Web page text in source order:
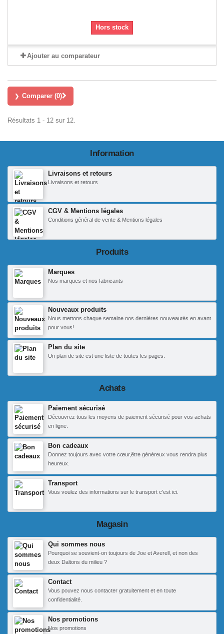
Hors stock
Ajouter au comparateur
Comparer (0)
Résultats 1 - 12 sur 12.
Information
Livraisons et retours
Livraisons et retours
CGV & Mentions légales
Conditions général de vente & Mentions légales
Produits
Marques
Nos marques et nos fabricants
Nouveaux produits
Nous mettons chaque semaine nos dernières nouveautés en avant
pour vous!
Plan du site
Un plan de site est une liste de toutes les pages.
Achats
Paiement sécurisé
Découvrez tous les moyens de paiement sécurisé pour vos achats
en ligne.
Bon cadeaux
Donnez toujours avec votre cœur,être généreux vous rendra plus
heureux.
Transport
Vous voulez des informations sur le transport c'est ici.
Magasin
Qui sommes nous
Pourquoi se souvient-on toujours de Joe et Averell, et non des
deux Daltons du milieu ?
Contact
Vous pouvez nous contacter gratuitement et en toute
confidentialité.
Nos promotions
Nos promotions